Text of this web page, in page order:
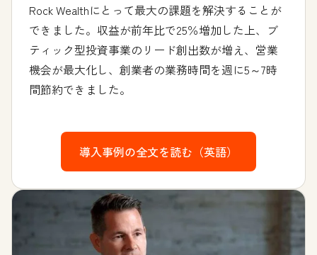
Rock Wealthにとって最大の課題を解決することが
できました。収益が前年比で25％増加した上、ブ
ティック型投資事業のリード創出数が増え、営業
機会が最大化し、創業者の業務時間を週に5～7時
間節約できました。
導入事例の全文を読む（英語）